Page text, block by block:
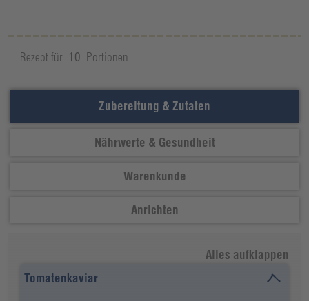
Rezept für 10 Portionen
Zubereitung & Zutaten
Nährwerte & Gesundheit
Warenkunde
Anrichten
Alles aufklappen
Tomatenkaviar